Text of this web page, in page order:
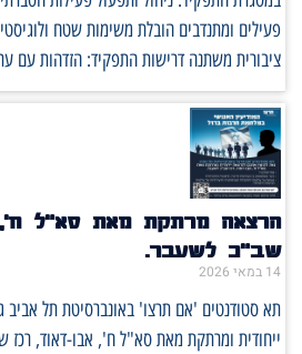
פעילים ומתנדבים הובלת משימות שטח
ציבורית משתנה דרישות התפקיד: הזדהות עם
הרצאה מרתקת מאת סא"ל ח',
שב"כ לשעבר.
14 במאי 2026
תא סטודנטים 'אם תרצו' באונברסיטת תל אביב
ייחודית ומרתקת מאת סא"ל ח', אבו-דאוד, רכז